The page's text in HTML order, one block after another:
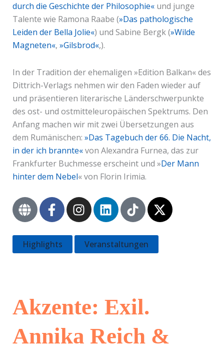
durch die Geschichte der Philosophie«und junge
Talente wie Ramona Raabe (»Das pathologische
Leiden der Bella Jolie«) und Sabine Bergk (»Wilde
Magneten«, »Gilsbrod«,).
In der Tradition der ehemaligen »Edition Balkan« des
Dittrich-Verlags nehmen wir den Faden wieder auf
und präsentieren literarische Länderschwerpunkte
des ost- und ostmitteleuropäischen Spektrums. Den
Anfang machen wir mit zwei Übersetzungen aus
dem Rumänischen: »Das Tagebuch der 66. Die Nacht,
in der ich brannte«von Alexandra Furnea, das zur
Frankfurter Buchmesse erscheint und »Der Mann
hinter dem Nebel« von Florin Irimia.
G
l
o
b
e
F
a
c
e
b
-
f
I
n
s
t
a
m
L
i
n
k
e
T
i
k
t
o
X
-
t
Highlights Veranstaltungen
Akzente: Exil.
Annika Reich &